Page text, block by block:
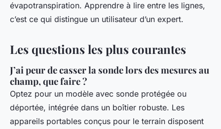
évapotranspiration. Apprendre à lire entre les lignes,
c’est ce qui distingue un utilisateur d’un expert.
Les questions les plus courantes
J’ai peur de casser la sonde lors des mesures au
champ, que faire ?
Optez pour un modèle avec sonde protégée ou
déportée, intégrée dans un boîtier robuste. Les
appareils portables conçus pour le terrain disposent